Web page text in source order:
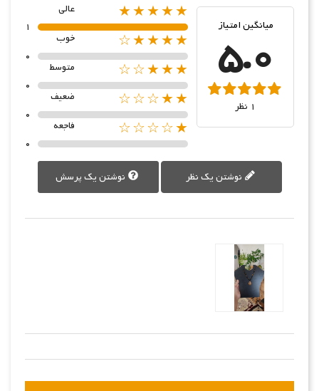
میانگین امتیاز
5.0
1 نظر
★★★★★
عالی
1
★★★★☆
خوب
0
★★★☆☆
متوسط
0
★★☆☆☆
ضعیف
0
★☆☆☆☆
فاجعه
0
نوشتن یک نظر نوشتن یک پرسش